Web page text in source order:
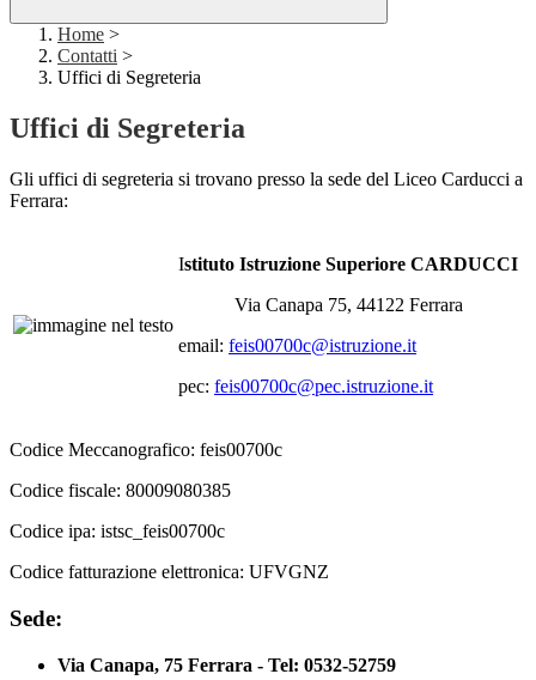
Home >
Contatti >
Uffici di Segreteria
Uffici di Segreteria
Gli uffici di segreteria si trovano presso la sede del Liceo Carducci a
Ferrara:
Istituto Istruzione Superiore CARDUCCI
Via Canapa 75, 44122 Ferrara
email: feis00700c@istruzione.it
pec: feis00700c@pec.istruzione.it
Codice Meccanografico: feis00700c
Codice fiscale: 80009080385
Codice ipa: istsc_feis00700c
Codice fatturazione elettronica: UFVGNZ
Sede:
Via Canapa, 75 Ferrara - Tel: 0532-52759